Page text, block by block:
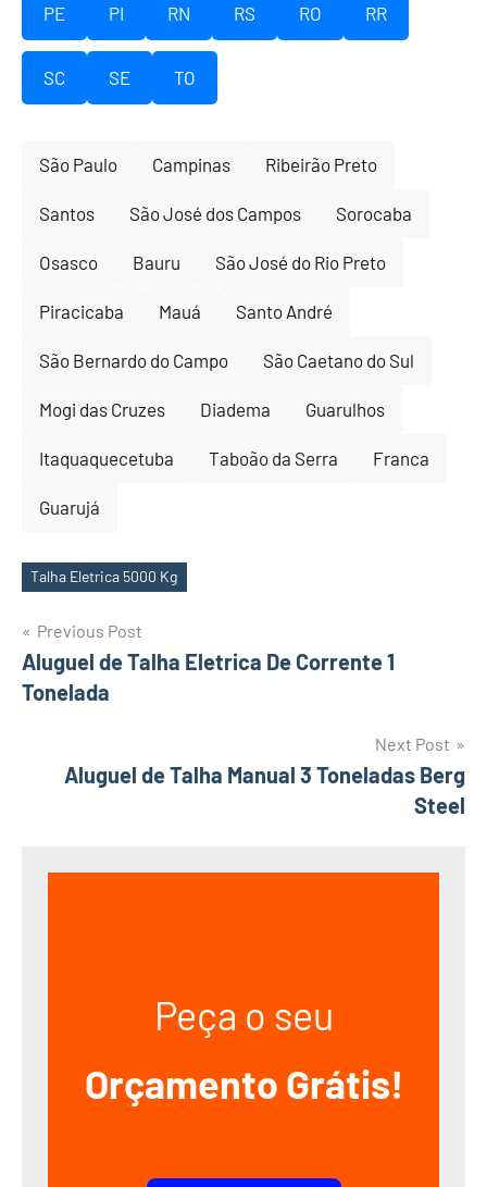
PE PI RN RS RO RR
SC SE TO
São Paulo Campinas Ribeirão Preto
Santos São José dos Campos Sorocaba
Osasco Bauru São José do Rio Preto
Piracicaba Mauá Santo André
São Bernardo do Campo São Caetano do Sul
Mogi das Cruzes Diadema Guarulhos
Itaquaquecetuba Taboão da Serra Franca
Guarujá
Tags
Talha Eletrica 5000 Kg
Post
navigation
Previous Post
Aluguel de Talha Eletrica De Corrente 1
Tonelada
Next Post
Aluguel de Talha Manual 3 Toneladas Berg
Steel
Peça o seu
Orçamento Grátis!